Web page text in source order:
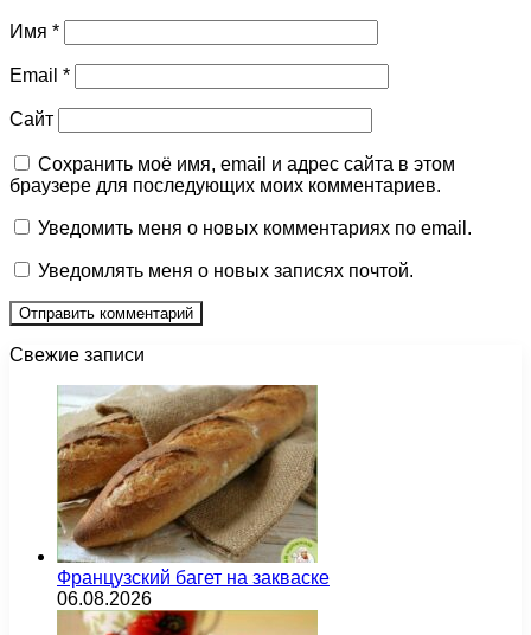
Имя *
Email *
Сайт
Сохранить моё имя, email и адрес сайта в этом
браузере для последующих моих комментариев.
Уведомить меня о новых комментариях по email.
Уведомлять меня о новых записях почтой.
Свежие записи
Французский багет на закваске
06.08.2026